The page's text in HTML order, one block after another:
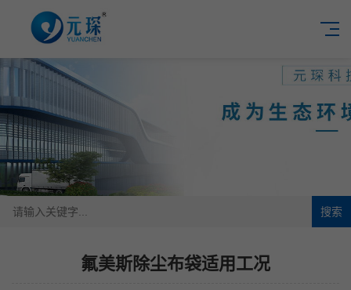
搜索
氟美斯除尘布袋适用工况